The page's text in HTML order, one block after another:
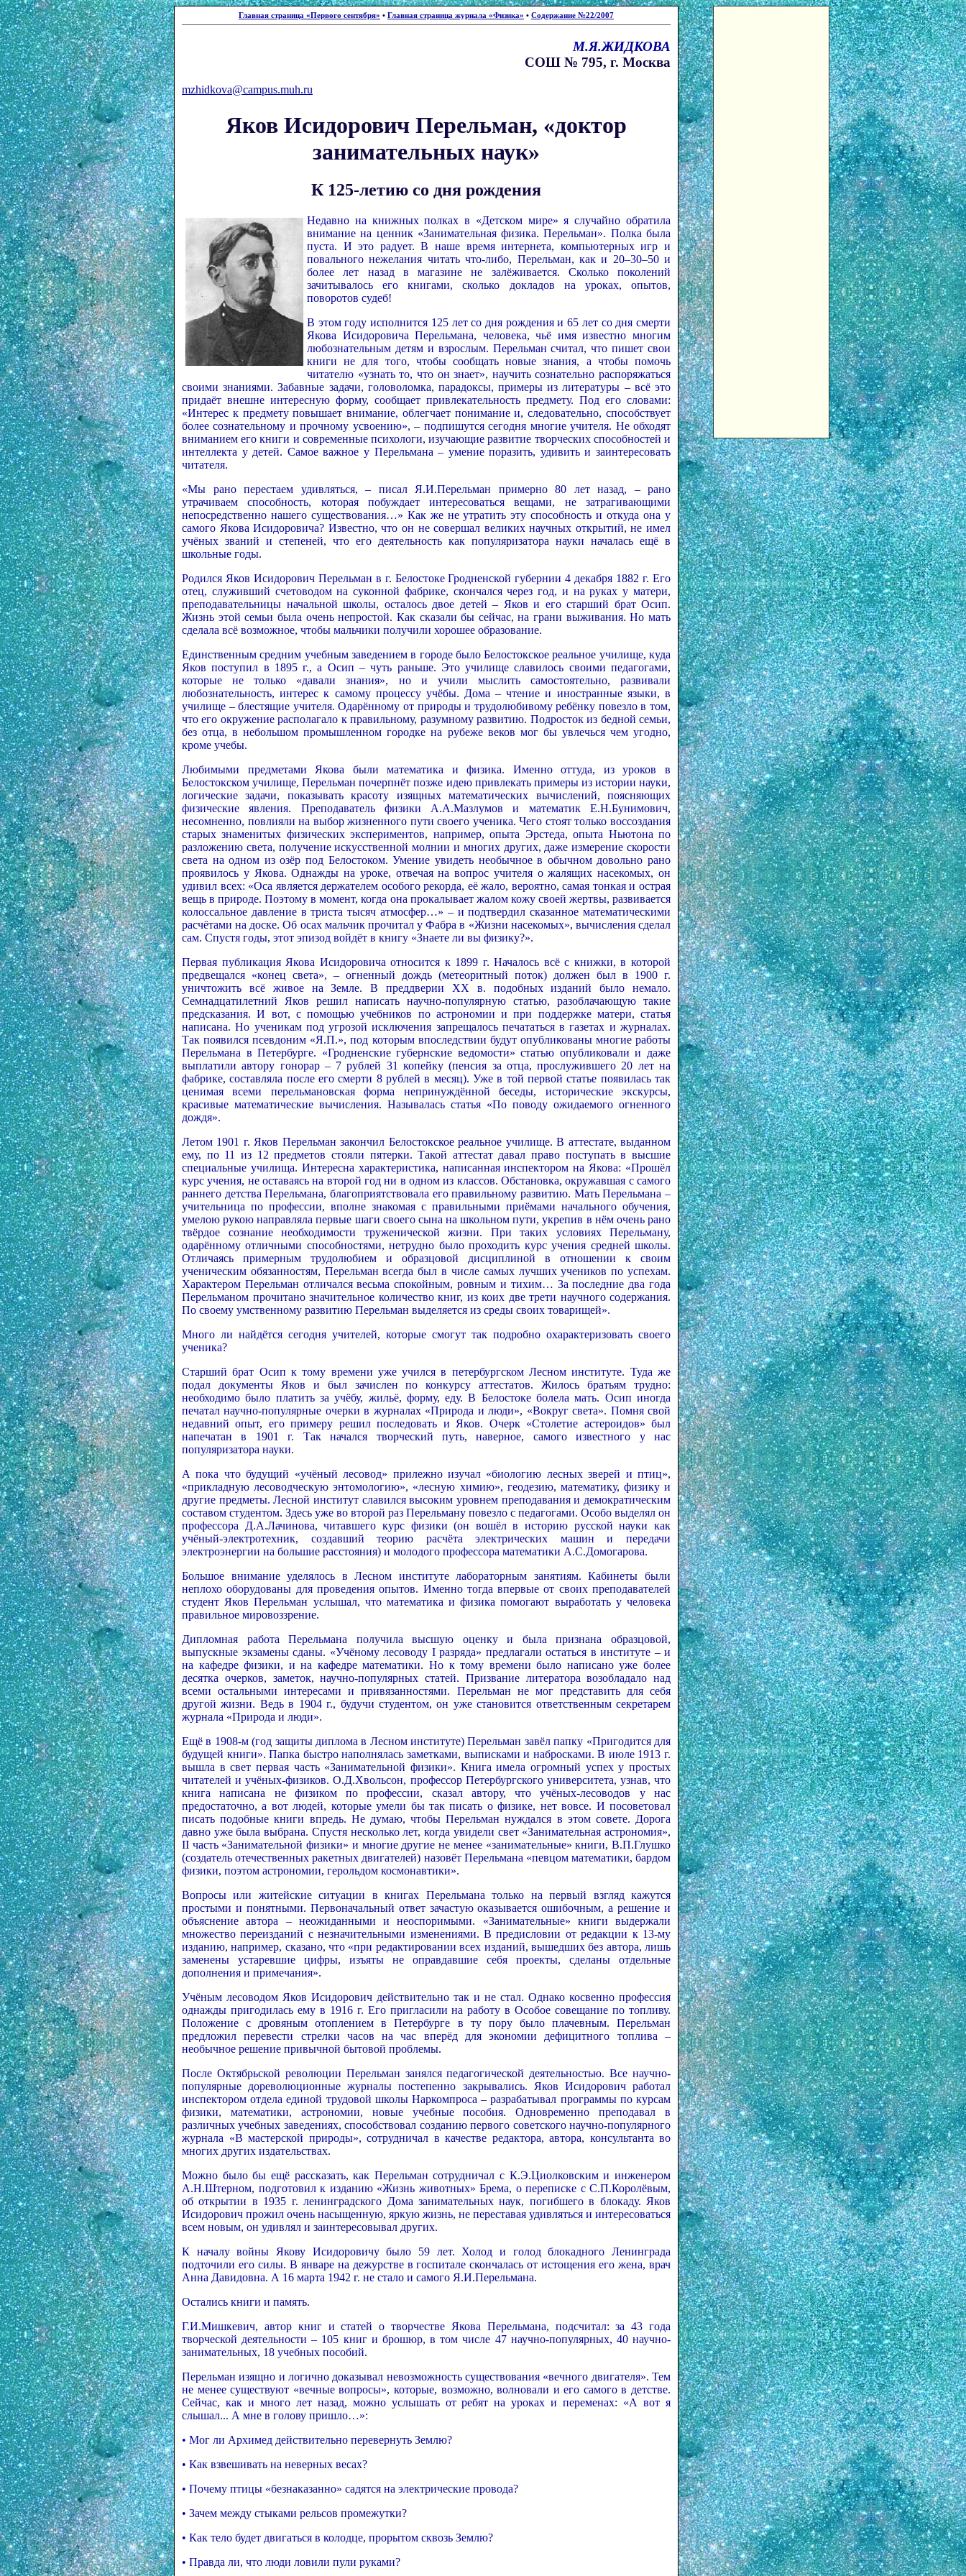
Главная страница «Первого сентября» • Главная страница журнала «Физика» • Содержание №22/2007
М.Я.ЖИДКОВА
СОШ № 795, г. Москва
mzhidkova@campus.muh.ru
Яков Исидорович Перельман, «доктор
занимательных наук»
К 125-летию со дня рождения
Недавно на книжных полках в «Детском мире» я случайно обратила
внимание на ценник «Занимательная физика. Перельман». Полка была
пуста. И это радует. В наше время интернета, компьютерных игр и
повального нежелания читать что-либо, Перельман, как и 20–30–50 и
более лет назад в магазине не залёживается. Сколько поколений
зачитывалось его книгами, сколько докладов на уроках, опытов,
поворотов судеб!
В этом году исполнится 125 лет со дня рождения и 65 лет со дня смерти
Якова Исидоровича Перельмана, человека, чьё имя известно многим
любознательным детям и взрослым. Перельман считал, что пишет свои
книги не для того, чтобы сообщать новые знания, а чтобы помочь
читателю «узнать то, что он знает», научить сознательно распоряжаться
своими знаниями. Забавные задачи, головоломка, парадоксы, примеры из литературы – всё это
придаёт внешне интересную форму, сообщает привлекательность предмету. Под его словами:
«Интерес к предмету повышает внимание, облегчает понимание и, следовательно, способствует
более сознательному и прочному усвоению», – подпишутся сегодня многие учителя. Не обходят
вниманием его книги и современные психологи, изучающие развитие творческих способностей и
интеллекта у детей. Самое важное у Перельмана – умение поразить, удивить и заинтересовать
читателя.
«Мы рано перестаем удивляться, – писал Я.И.Перельман примерно 80 лет назад, – рано
утрачиваем способность, которая побуждает интересоваться вещами, не затрагивающими
непосредственно нашего существования…» Как же не утратить эту способность и откуда она у
самого Якова Исидоровича? Известно, что он не совершал великих научных открытий, не имел
учёных званий и степеней, что его деятельность как популяризатора науки началась ещё в
школьные годы.
Родился Яков Исидорович Перельман в г. Белостоке Гродненской губернии 4 декабря 1882 г. Его
отец, служивший счетоводом на суконной фабрике, скончался через год, и на руках у матери,
преподавательницы начальной школы, осталось двое детей – Яков и его старший брат Осип.
Жизнь этой семьи была очень непростой. Как сказали бы сейчас, на грани выживания. Но мать
сделала всё возможное, чтобы мальчики получили хорошее образование.
Единственным средним учебным заведением в городе было Белостокское реальное училище, куда
Яков поступил в 1895 г., а Осип – чуть раньше. Это училище славилось своими педагогами,
которые не только «давали знания», но и учили мыслить самостоятельно, развивали
любознательность, интерес к самому процессу учёбы. Дома – чтение и иностранные языки, в
училище – блестящие учителя. Одарённому от природы и трудолюбивому ребёнку повезло в том,
что его окружение располагало к правильному, разумному развитию. Подросток из бедной семьи,
без отца, в небольшом промышленном городке на рубеже веков мог бы увлечься чем угодно,
кроме учебы.
Любимыми предметами Якова были математика и физика. Именно оттуда, из уроков в
Белостокском училище, Перельман почерпнёт позже идею привлекать примеры из истории науки,
логические задачи, показывать красоту изящных математических вычислений, поясняющих
физические явления. Преподаватель физики А.А.Мазлумов и математик Е.Н.Бунимович,
несомненно, повлияли на выбор жизненного пути своего ученика. Чего стоят только воссоздания
старых знаменитых физических экспериментов, например, опыта Эрстеда, опыта Ньютона по
разложению света, получение искусственной молнии и многих других, даже измерение скорости
света на одном из озёр под Белостоком. Умение увидеть необычное в обычном довольно рано
проявилось у Якова. Однажды на уроке, отвечая на вопрос учителя о жалящих насекомых, он
удивил всех: «Оса является держателем особого рекорда, её жало, вероятно, самая тонкая и острая
вещь в природе. Поэтому в момент, когда она прокалывает жалом кожу своей жертвы, развивается
колоссальное давление в триста тысяч атмосфер…» – и подтвердил сказанное математическими
расчётами на доске. Об осах мальчик прочитал у Фабра в «Жизни насекомых», вычисления сделал
сам. Спустя годы, этот эпизод войдёт в книгу «Знаете ли вы физику?».
Первая публикация Якова Исидоровича относится к 1899 г. Началось всё с книжки, в которой
предвещался «конец света», – огненный дождь (метеоритный поток) должен был в 1900 г.
уничтожить всё живое на Земле. В преддверии ХХ в. подобных изданий было немало.
Семнадцатилетний Яков решил написать научно-популярную статью, разоблачающую такие
предсказания. И вот, с помощью учебников по астрономии и при поддержке матери, статья
написана. Но ученикам под угрозой исключения запрещалось печататься в газетах и журналах.
Так появился псевдоним «Я.П.», под которым впоследствии будут опубликованы многие работы
Перельмана в Петербурге. «Гродненские губернские ведомости» статью опубликовали и даже
выплатили автору гонорар – 7 рублей 31 копейку (пенсия за отца, прослужившего 20 лет на
фабрике, составляла после его смерти 8 рублей в месяц). Уже в той первой статье появилась так
ценимая всеми перельмановская форма непринуждённой беседы, исторические экскурсы,
красивые математические вычисления. Называлась статья «По поводу ожидаемого огненного
дождя».
Летом 1901 г. Яков Перельман закончил Белостокское реальное училище. В аттестате, выданном
ему, по 11 из 12 предметов стояли пятерки. Такой аттестат давал право поступать в высшие
специальные училища. Интересна характеристика, написанная инспектором на Якова: «Прошёл
курс учения, не оставаясь на второй год ни в одном из классов. Обстановка, окружавшая с самого
раннего детства Перельмана, благоприятствовала его правильному развитию. Мать Перельмана –
учительница по профессии, вполне знакомая с правильными приёмами начального обучения,
умелою рукою направляла первые шаги своего сына на школьном пути, укрепив в нём очень рано
твёрдое сознание необходимости труженической жизни. При таких условиях Перельману,
одарённому отличными способностями, нетрудно было проходить курс учения средней школы.
Отличаясь примерным трудолюбием и образцовой дисциплиной в отношении к своим
ученическим обязанностям, Перельман всегда был в числе самых лучших учеников по успехам.
Характером Перельман отличался весьма спокойным, ровным и тихим… За последние два года
Перельманом прочитано значительное количество книг, из коих две трети научного содержания.
По своему умственному развитию Перельман выделяется из среды своих товарищей».
Много ли найдётся сегодня учителей, которые смогут так подробно охарактеризовать своего
ученика?
Старший брат Осип к тому времени уже учился в петербургском Лесном институте. Туда же
подал документы Яков и был зачислен по конкурсу аттестатов. Жилось братьям трудно:
необходимо было платить за учёбу, жильё, форму, еду. В Белостоке болела мать. Осип иногда
печатал научно-популярные очерки в журналах «Природа и люди», «Вокруг света». Помня свой
недавний опыт, его примеру решил последовать и Яков. Очерк «Столетие астероидов» был
напечатан в 1901 г. Так начался творческий путь, наверное, самого известного у нас
популяризатора науки.
А пока что будущий «учёный лесовод» прилежно изучал «биологию лесных зверей и птиц»,
«прикладную лесоводческую энтомологию», «лесную химию», геодезию, математику, физику и
другие предметы. Лесной институт славился высоким уровнем преподавания и демократическим
составом студентом. Здесь уже во второй раз Перельману повезло с педагогами. Особо выделял он
профессора Д.А.Лачинова, читавшего курс физики (он вошёл в историю русской науки как
учёный-электротехник, создавший теорию расчёта электрических машин и передачи
электроэнергии на большие расстояния) и молодого профессора математики А.С.Домогарова.
Большое внимание уделялось в Лесном институте лабораторным занятиям. Кабинеты были
неплохо оборудованы для проведения опытов. Именно тогда впервые от своих преподавателей
студент Яков Перельман услышал, что математика и физика помогают выработать у человека
правильное мировоззрение.
Дипломная работа Перельмана получила высшую оценку и была признана образцовой,
выпускные экзамены сданы. «Учёному лесоводу I разряда» предлагали остаться в институте – и
на кафедре физики, и на кафедре математики. Но к тому времени было написано уже более
десятка очерков, заметок, научно-популярных статей. Призвание литератора возобладало над
всеми остальными интересами и привязанностями. Перельман не мог представить для себя
другой жизни. Ведь в 1904 г., будучи студентом, он уже становится ответственным секретарем
журнала «Природа и люди».
Ещё в 1908-м (год защиты диплома в Лесном институте) Перельман завёл папку «Пригодится для
будущей книги». Папка быстро наполнялась заметками, выписками и набросками. В июле 1913 г.
вышла в свет первая часть «Занимательной физики». Книга имела огромный успех у простых
читателей и учёных-физиков. О.Д.Хвольсон, профессор Петербургского университета, узнав, что
книга написана не физиком по профессии, сказал автору, что учёных-лесоводов у нас
предостаточно, а вот людей, которые умели бы так писать о физике, нет вовсе. И посоветовал
писать подобные книги впредь. Не думаю, чтобы Перельман нуждался в этом совете. Дорога
давно уже была выбрана. Спустя несколько лет, когда увидели свет «Занимательная астрономия»,
II часть «Занимательной физики» и многие другие не менее «занимательные» книги, В.П.Глушко
(создатель отечественных ракетных двигателей) назовёт Перельмана «певцом математики, бардом
физики, поэтом астрономии, герольдом космонавтики».
Вопросы или житейские ситуации в книгах Перельмана только на первый взгляд кажутся
простыми и понятными. Первоначальный ответ зачастую оказывается ошибочным, а решение и
объяснение автора – неожиданными и неоспоримыми. «Занимательные» книги выдержали
множество переизданий с незначительными изменениями. В предисловии от редакции к 13-му
изданию, например, сказано, что «при редактировании всех изданий, вышедших без автора, лишь
заменены устаревшие цифры, изъяты не оправдавшие себя проекты, сделаны отдельные
дополнения и примечания».
Учёным лесоводом Яков Исидорович действительно так и не стал. Однако косвенно профессия
однажды пригодилась ему в 1916 г. Его пригласили на работу в Особое совещание по топливу.
Положение с дровяным отоплением в Петербурге в ту пору было плачевным. Перельман
предложил перевести стрелки часов на час вперёд для экономии дефицитного топлива –
необычное решение привычной бытовой проблемы.
После Октябрьской революции Перельман занялся педагогической деятельностью. Все научно-
популярные дореволюционные журналы постепенно закрывались. Яков Исидорович работал
инспектором отдела единой трудовой школы Наркомпроса – разрабатывал программы по курсам
физики, математики, астрономии, новые учебные пособия. Одновременно преподавал в
различных учебных заведениях, способствовал созданию первого советского научно-популярного
журнала «В мастерской природы», сотрудничал в качестве редактора, автора, консультанта во
многих других издательствах.
Можно было бы ещё рассказать, как Перельман сотрудничал с К.Э.Циолковским и инженером
А.Н.Штерном, подготовил к изданию «Жизнь животных» Брема, о переписке с С.П.Королёвым,
об открытии в 1935 г. ленинградского Дома занимательных наук, погибшего в блокаду. Яков
Исидорович прожил очень насыщенную, яркую жизнь, не переставая удивляться и интересоваться
всем новым, он удивлял и заинтересовывал других.
К началу войны Якову Исидоровичу было 59 лет. Холод и голод блокадного Ленинграда
подточили его силы. В январе на дежурстве в госпитале скончалась от истощения его жена, врач
Анна Давидовна. А 16 марта 1942 г. не стало и самого Я.И.Перельмана.
Остались книги и память.
Г.И.Мишкевич, автор книг и статей о творчестве Якова Перельмана, подсчитал: за 43 года
творческой деятельности – 105 книг и брошюр, в том числе 47 научно-популярных, 40 научно-
занимательных, 18 учебных пособий.
Перельман изящно и логично доказывал невозможность существования «вечного двигателя». Тем
не менее существуют «вечные вопросы», которые, возможно, волновали и его самого в детстве.
Сейчас, как и много лет назад, можно услышать от ребят на уроках и переменах: «А вот я
слышал... А мне в голову пришло…»:
• Мог ли Архимед действительно перевернуть Землю?
• Как взвешивать на неверных весах?
• Почему птицы «безнаказанно» садятся на электрические провода?
• Зачем между стыками рельсов промежутки?
• Как тело будет двигаться в колодце, прорытом сквозь Землю?
• Правда ли, что люди ловили пули руками?